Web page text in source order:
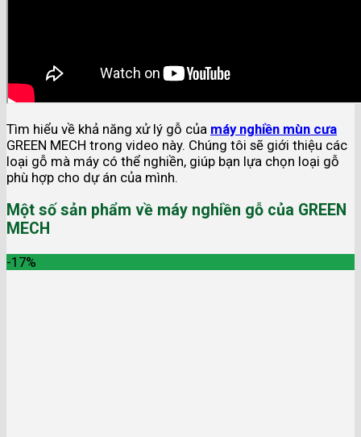
Tìm hiểu về khả năng xử lý gỗ của máy nghiền mùn cưa
GREEN MECH trong video này. Chúng tôi sẽ giới thiệu các
loại gỗ mà máy có thể nghiền, giúp bạn lựa chọn loại gỗ
phù hợp cho dự án của mình.
Một số sản phẩm về máy nghiền gỗ của GREEN
MECH
-17%